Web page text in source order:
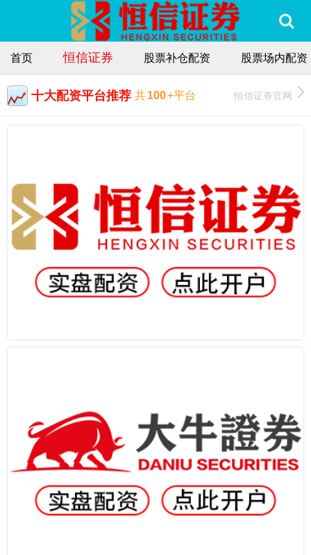
首页 恒信证券 股票补仓配资 股票场内配资
十大配资平台推荐 共100+平台 恒信证券官网